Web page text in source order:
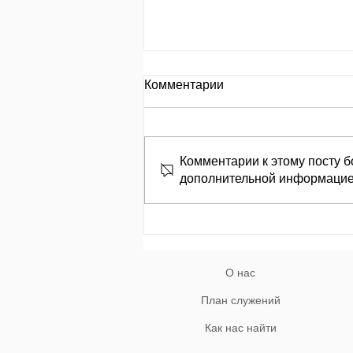
День за днем.
День 653 Пр.24:8: «Кто
מְחַשֵּׁב לְהָרֵעַ; לוֹ, בַּעַל־מְזִמּוֹת יִקְרָאוּ׃
Кто замышляет творить зло,
того называют
Комментарии
Комментарии к этому посту
дополнительной
О нас
План служений
Как нас найти